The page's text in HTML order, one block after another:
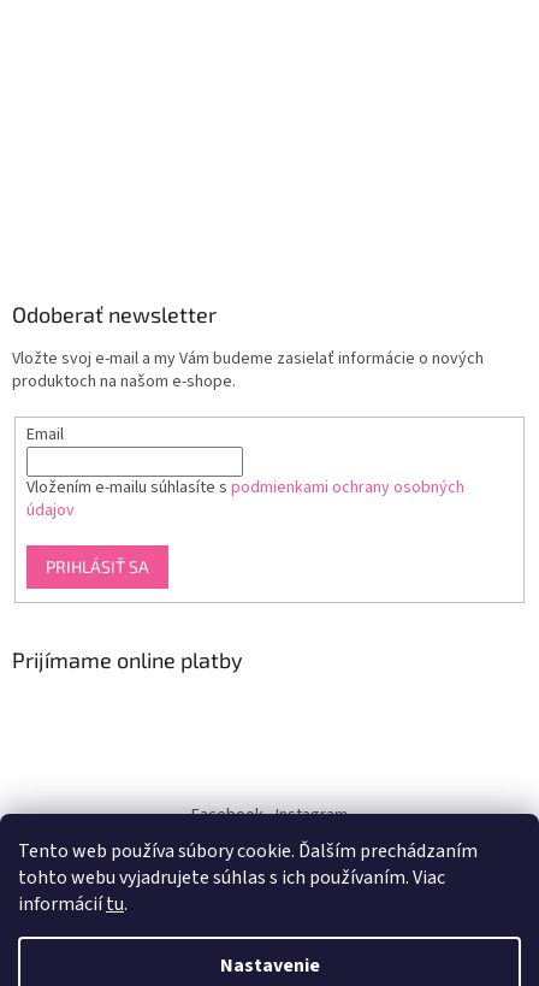
Tento web používa súbory cookie. Ďalším prechádzaním
tohto webu vyjadrujete súhlas s ich používaním. Viac
informáciítu.
Nastavenie
Odoberať newsletter
Vložte svoj e-mail a my Vám budeme zasielať informácie o nových
produktoch na našom e-shope.
Email
Vložením e-mailu súhlasíte s podmienkami ochrany osobných
údajov
PRIHLÁSIŤ SA
Prijímame online platby
Facebook Instagram
dukra-white
Vytvoril Shoptet